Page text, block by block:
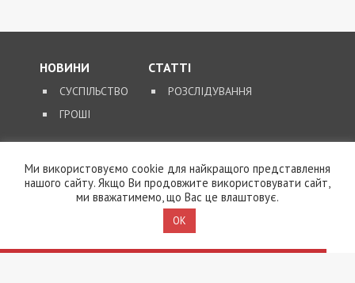
НОВИНИ
СУСПІЛЬСТВО
ГРОШІ
СТАТТІ
РОЗСЛІДУВАННЯ
КОНТАКТИ
Ми використовуємо cookie для найкращого представлення
нашого сайту. Якщо Ви продовжите використовувати сайт,
ми вважатимемо, що Вас це влаштовує.
OK